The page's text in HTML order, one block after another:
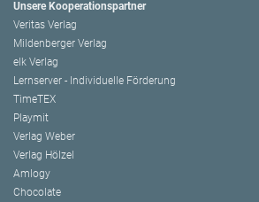
Unsere Kooperationspartner
Veritas Verlag
Mildenberger Verlag
elk Verlag
Lernserver - Individuelle Förderung
TimeTEX
Playmit
Verlag Weber
Verlag Hölzel
Amlogy
Chocolate